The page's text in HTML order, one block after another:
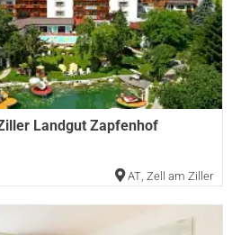
Landgut Zapfenhof
AT, Zell am Ziller